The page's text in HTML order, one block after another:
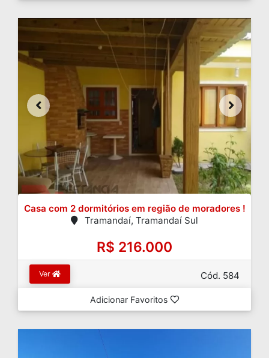
Casa com 2 dormitórios em região de moradores !
Tramandaí, Tramandaí Sul
R$ 216.000
Ver Cód. 584
Adicionar Favoritos